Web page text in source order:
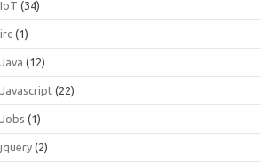
IoT (34)
irc (1)
Java (12)
Javascript (22)
Jobs (1)
jquery (2)